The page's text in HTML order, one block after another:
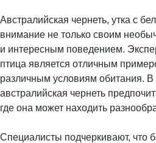
Австралийская чернеть, утка с
внимание не только своим
и интересным поведением.
птица является отличным
различным условиям обитания. В
австралийская чернеть
где она может находить
Специалисты подчеркивают, что